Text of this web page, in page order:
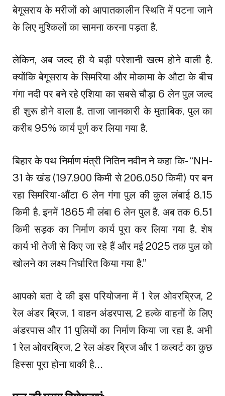
बेगूसराय के मरीजों को आपातकालीन स्थिति में पटना जाने
के लिए मुश्किलों का सामना करना पड़ता है.
लेकिन, अब जल्द ही ये बड़ी परेशानी खत्म होने वाली है.
क्योंकि बेगूसराय के सिमरिया और मोकामा के औटा के बीच
गंगा नदी पर बने रहे एशिया का सबसे चौड़ा 6 लेन पुल जल्द
ही शुरू होने वाला है. ताजा जानकारी के मुताबिक, पुल का
करीब 95% कार्य पूर्ण कर लिया गया है.
बिहार के पथ निर्माण मंत्री नितिन नवीन ने कहा कि- “NH-
31 के खंड (197.900 किमी से 206.050 किमी) पर बन
रहा सिमरिया-औंटा 6 लेन गंगा पुल की कुल लंबाई 8.15
किमी है. इनमें 1865 मी लंबा 6 लेन पुल है. अब तक 6.51
किमी सड़क का निर्माण कार्य पूरा कर लिया गया है. शेष
कार्य भी तेजी से किए जा रहे हैं और मई 2025 तक पुल को
खोलने का लक्ष्य निर्धारित किया गया है.”
आपको बता दे की इस परियोजना में 1 रेल ओवरब्रिज, 2
रेल अंडर ब्रिज, 1 वाहन अंडरपास, 2 हल्के वाहनों के लिए
अंडरपास और 11 पुलियों का निर्माण किया जा रहा है. अभी
1 रेल ओवरब्रिज, 2 रेल अंडर ब्रिज और 1 कल्वर्ट का कुछ
हिस्सा पूरा होना बाकी है…